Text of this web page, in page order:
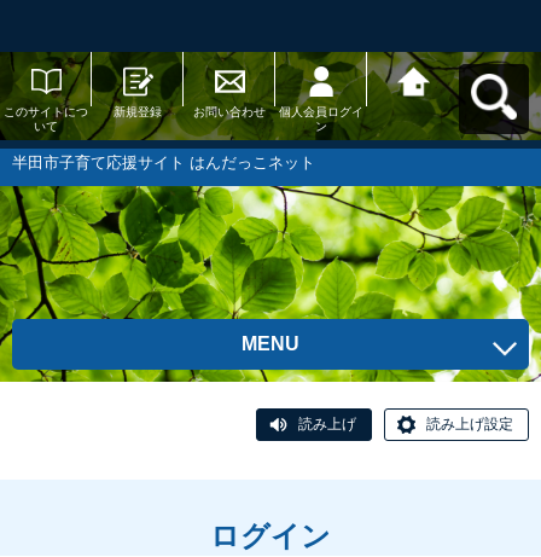
このサイトにつ
いて
新規登録 お問い合わせ
個人会員ログイ
ン
半田市子育て応
援サイト はんだ
っこネットへ戻
半田市子育て応援サイト はんだっこネット
MENU
読み上げ 読み上げ設定
ログイン